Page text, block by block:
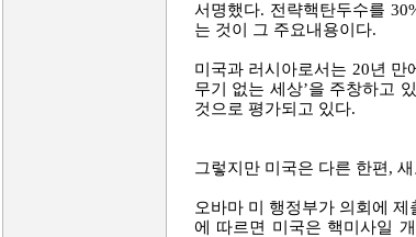
서명했다. 전략핵탄두수를
는 것이 그 주요내용이다.
미국과 러시아로서는 20년 만
무기 없는 세상’을 주창하고
것으로 평가되고 있다.
그렇지만 미국은 다른 한편,
오바마 미 행정부가 의회에
에 따르면 미국은 핵미사일